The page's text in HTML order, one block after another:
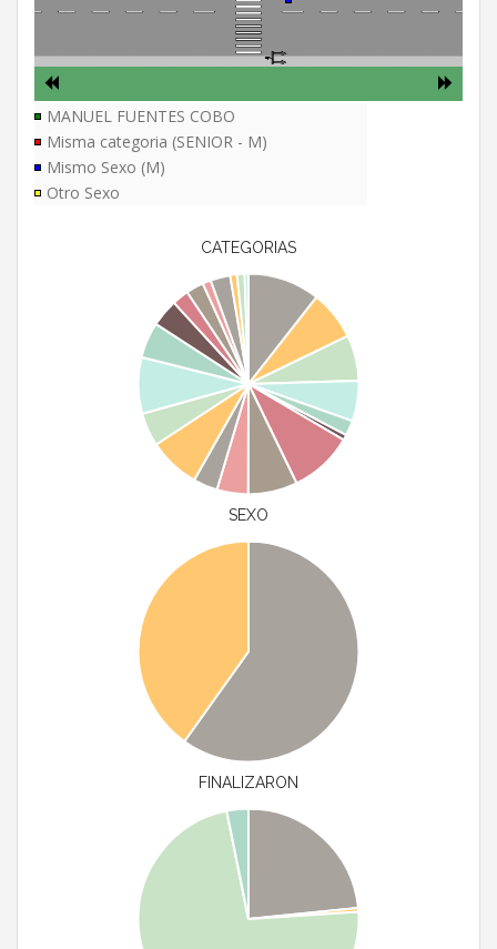
MANUEL FUENTES COBO
Misma categoria (SENIOR - M)
Mismo Sexo (M)
Otro Sexo
CATEGORIAS
SEXO
FINALIZARON